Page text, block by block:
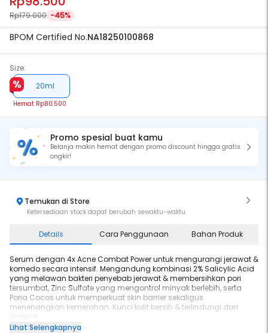
Rp179.000 -45%
BPOM Certified No.NA18250100868
Size:
20ml
Hemat Rp80.500
Promo spesial buat kamu
Belanja makin hemat dengan promo discount hingga gratis
ongkir!
Temukan di Store
Ketersediaan stock dapat berubah sewaktu-waktu
Details Cara Penggunaan Bahan Produk
Serum dengan 4x Acne Combat Power untuk mengurangi jerawat &
komedo secara intensif. Mengandung kombinasi 2% Salicylic Acid
yang melawan bakteri penyebab jerawat & membersihkan pori
tersumbat, Zinc Sulfate yang mengontrol minyak berlebih, serta
Poria Cocos untuk memperkuat skin barrier sekaligus
menenangkan kemerahan. Kunci kulit bersih & terlindungi dari
jerawat.
Lihat Selengkapnya